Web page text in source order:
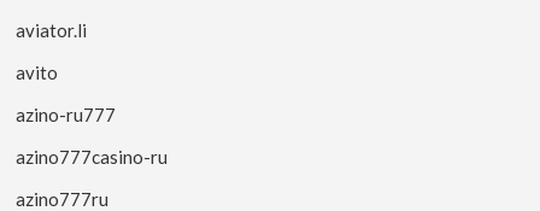
aviator.li
avito
azino-ru777
azino777casino-ru
azino777ru